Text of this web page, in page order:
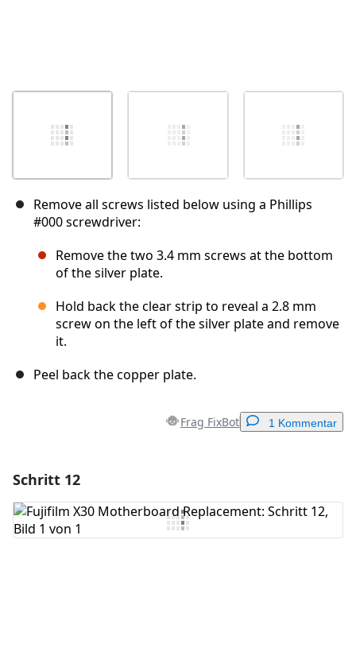
Remove all screws listed below using a Phillips
#000 screwdriver:
Remove the two 3.4 mm screws at the bottom
of the silver plate.
Hold back the clear strip to reveal a 2.8 mm
screw on the left of the silver plate and remove
it.
Peel back the copper plate.
Frag FixBot 1 Kommentar
Kommentar hinzufügen
Schritt 12